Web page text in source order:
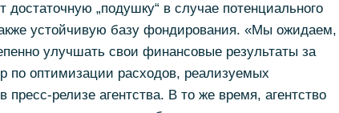
достаточную „подушку“ в случае потенциального
устойчивую базу фондирования. «Мы ожидаем,
улучшать свои финансовые результаты за
по оптимизации расходов, реализуемых
пресс-релизе агентства. В то же время, агентство